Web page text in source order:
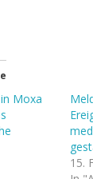
Moxa
15.